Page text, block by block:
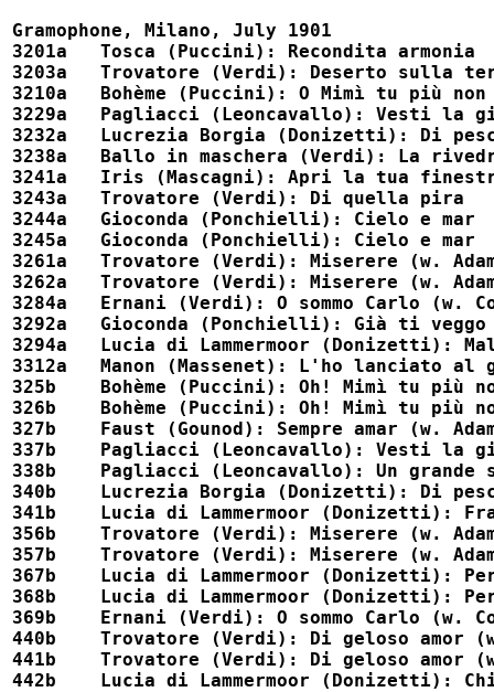
Gramophone, Milano, July 1901
3201a	Tosca (Puccini): Recondita armonia							unpublished
3203a	Trovatore (Verdi): Deserto sulla terra							52588x
3210a	Bohème (Puccini): O Mimì tu più non torni (w. Corradetti)				54104x
3229a	Pagliacci (Leoncavallo): Vesti la giubba						52262
3232a	Lucrezia Borgia (Donizetti): Di pescatore ignobile					52587x
3238a	Ballo in maschera (Verdi): La rivedrà nell'estasi					52200, 52200x
3241a	Iris (Mascagni): Apri la tua finestra							52201
3243a	Trovatore (Verdi): Di quella pira							52210
3244a	Gioconda (Ponchielli): Cielo e mar							52211x
3245a	Gioconda (Ponchielli): Cielo e mar							52211
3261a	Trovatore (Verdi): Miserere (w. Adami)							54511
3262a	Trovatore (Verdi): Miserere (w. Adami)							54511x
3284a	Ernani (Verdi): O sommo Carlo (w. Corradetti, Adami)					54512
3292a	Gioconda (Ponchielli): Già ti veggo							52216
3294a	Lucia di Lammermoor (Donizetti): Maledetto sia l'istante				52217
3312a	Manon (Massenet): L'ho lanciato al gioco (w. Adami)					54137
325b	Bohème (Puccini): Oh! Mimì tu più non torni (w. Corradetti)				54000
326b	Bohème (Puccini): Oh! Mimì tu più non torni (w. Corradetti)				54000x
327b	Faust (Gounod): Sempre amar (w. Adami)							54001
337b	Pagliacci (Leoncavallo): Vesti la giubba						52316
338b	Pagliacci (Leoncavallo): Un grande spettacolo						52306
340b	Lucrezia Borgia (Donizetti): Di pescatore ignobile					52322
341b	Lucia di Lammermoor (Donizetti): Fra poco a me ricovero					52308
356b	Trovatore (Verdi): Miserere (w. Adami)							54521x
357b	Trovatore (Verdi): Miserere (w. Adami)							54521
367b	Lucia di Lammermoor (Donizetti): Per te d'immenso giubilo				54526x
368b	Lucia di Lammermoor (Donizetti): Per te d'immenso giubilo				54526
369b	Ernani (Verdi): O sommo Carlo (w. Corradetti, Adami)					54525
440b	Trovatore (Verdi): Di geloso amor (w. Corradetti, Tebro)				54005
441b	Trovatore (Verdi): Di geloso amor (w. Corradetti, Tebro)				54005x
442b	Lucia di Lammermoor (Donizetti): Chi mi frena (w. Corradetti, Colombati, Casini)	54006x